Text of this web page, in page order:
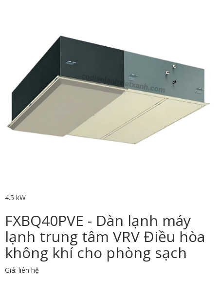
4.5 kW
FXBQ40PVE - Dàn lạnh máy
lạnh trung tâm VRV Điều hòa
không khí cho phòng sạch
Giá: liên hệ